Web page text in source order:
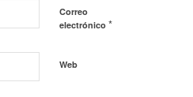
Correo
electrónico *
Web